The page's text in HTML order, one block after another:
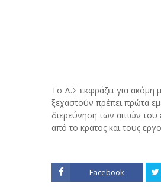
Το Δ.Σ εκφράζει για ακόμη
ξεχαστούν πρέπει πρώτα
διερεύνηση των αιτιών
από το κράτος και τους
Facebook